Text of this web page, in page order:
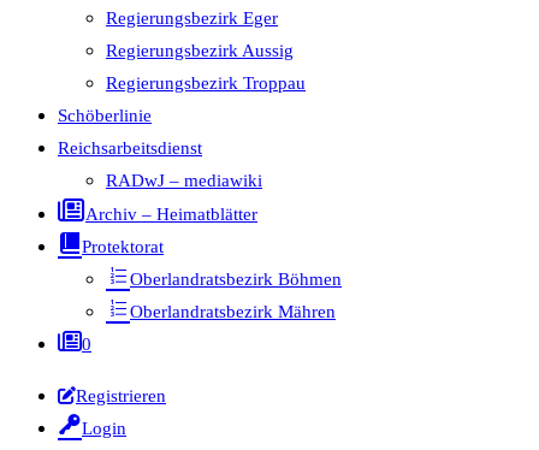
Regierungsbezirk Eger
Regierungsbezirk Aussig
Regierungsbezirk Troppau
Schöberlinie
Reichsarbeitsdienst
RADwJ – mediawiki
Archiv – Heimatblätter
Protektorat
Oberlandratsbezirk Böhmen
Oberlandratsbezirk Mähren
0
Registrieren
Login